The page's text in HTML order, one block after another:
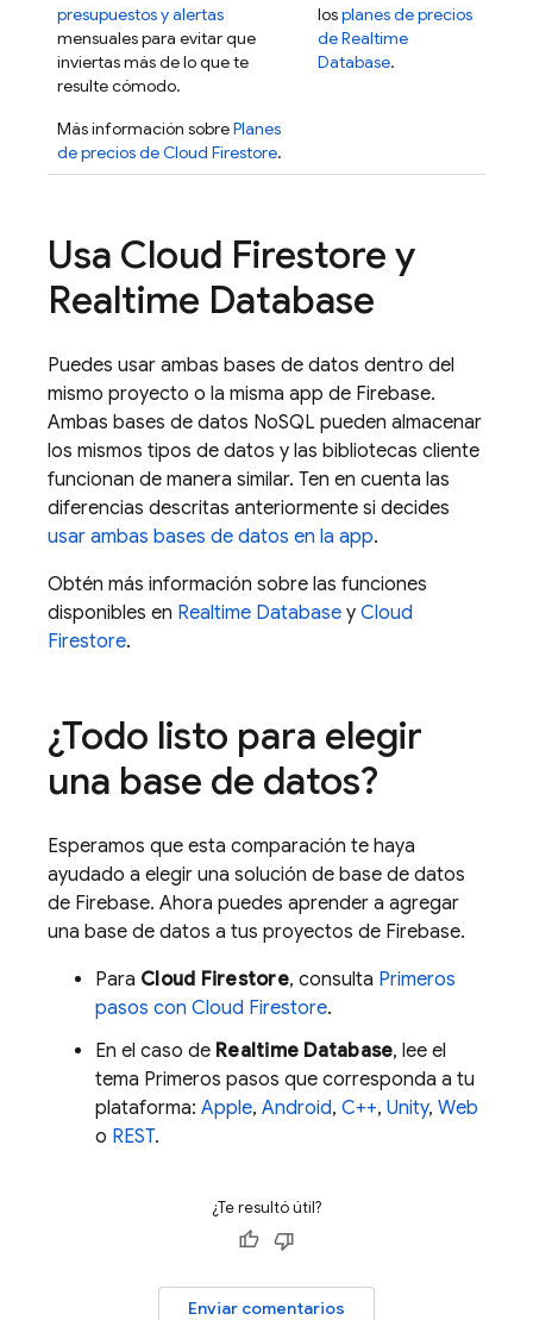
presupuestos y alertas
mensuales para evitar que
inviertas más de lo que te
resulte cómodo.
Más información sobrePlanes
de precios deCloud Firestore.
losplanes de precios
deRealtime
Database.
Usa Cloud Firestore y
Realtime Database
Puedes usar ambas bases de datos dentro del
mismo proyecto o la misma app de Firebase.
Ambas bases de datos NoSQL pueden almacenar
los mismos tipos de datos y las bibliotecas cliente
funcionan de manera similar. Ten en cuenta las
diferencias descritas anteriormente si decides
usar ambas bases de datos en la app.
Obtén más información sobre las funciones
disponibles en Realtime Database y Cloud
Firestore.
¿Todo listo para elegir
una base de datos?
Esperamos que esta comparación te haya
ayudado a elegir una solución de base de datos
de Firebase. Ahora puedes aprender a agregar
una base de datos a tus proyectos de Firebase.
Para Cloud Firestore, consulta Primeros
pasos con Cloud Firestore.
En el caso de Realtime Database, lee el
tema Primeros pasos que corresponda a tu
plataforma: Apple, Android, C++, Unity, Web
o REST.
¿Te resultó útil?
Enviar comentarios